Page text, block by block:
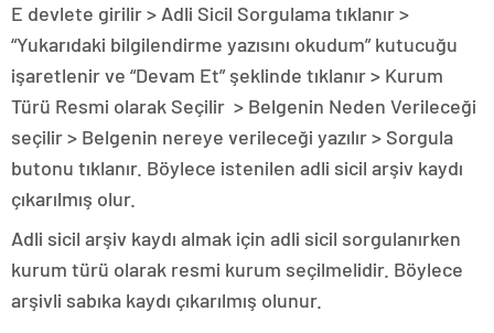
E devlete girilir > Adli Sicil Sorgulama tıklanır >
“Yukarıdaki bilgilendirme yazısını okudum” kutucuğu
işaretlenir ve “Devam Et” şeklinde tıklanır > Kurum
Türü Resmi olarak Seçilir > Belgenin Neden Verileceği
seçilir > Belgenin nereye verileceği yazılır > Sorgula
butonu tıklanır. Böylece istenilen adli sicil arşiv kaydı
çıkarılmış olur.
Adli sicil arşiv kaydı almak için adli sicil sorgulanırken
kurum türü olarak resmi kurum seçilmelidir. Böylece
arşivli sabıka kaydı çıkarılmış olunur.